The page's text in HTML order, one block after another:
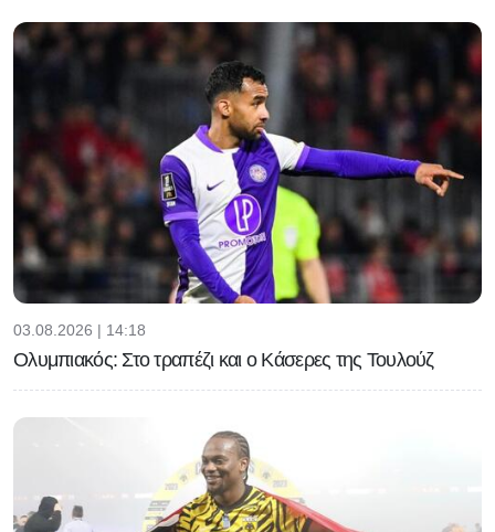
03.08.2026 | 14:18
Ολυμπιακός: Στο τραπέζι και ο Κάσερες της Τουλούζ